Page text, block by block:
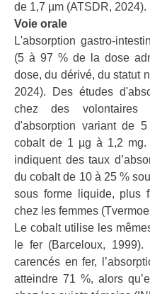
de 1,7 µm (ATSDR, 2024).
Voie orale
L'absorption gastro-
(5 à 97 % de la dose
dose, du dérivé, du statut
2024). Des études
chez des volontaires
d'absorption variant de
cobalt de 1 µg à 1,2 mg.
indiquent des taux
du cobalt de 10 à 25 %
sous forme liquide, plus
chez les femmes
Le cobalt utilise les
le fer (Barceloux,
carencés en fer,
atteindre 71 %, alors